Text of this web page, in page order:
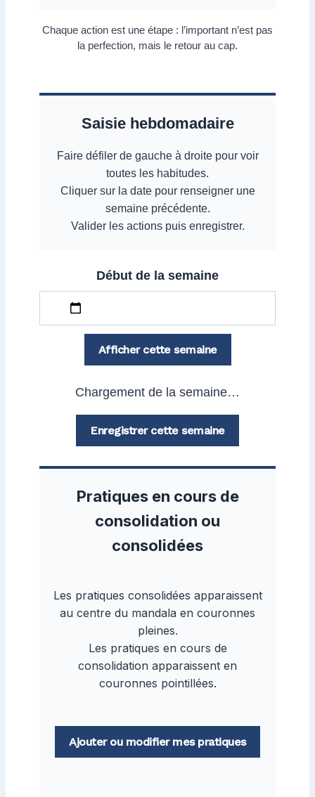
Chaque action est une étape : l’important n’est pas
la perfection, mais le retour au cap.
Saisie hebdomadaire
Faire défiler de gauche à droite pour voir
toutes les habitudes.
Cliquer sur la date pour renseigner une
semaine précédente.
Valider les actions puis enregistrer.
Début de la semaine
Afficher cette semaine
Chargement de la semaine…
Enregistrer cette semaine
Pratiques en cours de
consolidation ou
consolidées
Les pratiques consolidées apparaissent
au centre du mandala en couronnes
pleines.
Les pratiques en cours de
consolidation apparaissent en
couronnes pointillées.
Ajouter ou modifier mes pratiques